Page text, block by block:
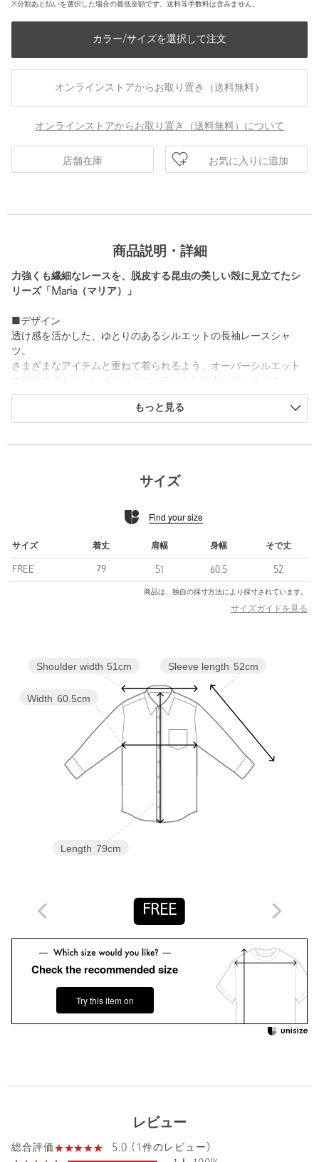
※分割あと払いを選択した場合の最低金額です。送料等手数料は含みません。
カラー/サイズを選択して注文
オンラインストアからお取り置き（送料無料）
オンラインストアからお取り置き（送料無料）について
店舗在庫 お気に入りに追加
商品説明・詳細
力強くも繊細なレースを、脱皮する昆虫の美しい殻に見立てたシ
リーズ「Maria（マリア）」
■デザイン
透け感を活かした、ゆとりのあるシルエットの長袖レースシャ
ツ。
さまざまなアイテムと重ねて着られるよう、オーバーシルエット
刺繍の図案は美しい自然から着想を得て描かれ、色付きのメタル
を引き立てるため、装飾を抑えたシンプルなデザインに仕上げて
なコード刺繍を施し、美しいレースへと仕立てました。
けて模様を描く技法のことです。
インドでは今も職人たちが古い刺繍ミシンを使い、まるで絵を描
プなどで上品な肌見せも楽しめます。
============================
光沢感：ややあり
ケア方法：手洗い可
============================
2019年デビューの「繋ぐ服」をコンセプトにした東京ブランド。
世界中の継承すべき希少な技術や、家族に引き継がれるような特
化を育み愛情を生んでいきます。
大切な一着を人から人へ繋いでいけるために。
【注意事項】
※商品に「取り扱い上の注意書き」、「洗濯表示」がございます
※商品画像は、光の当たり具合やパソコンなどの閲覧環境によ
り、実際の色味と異なって見える場合がございます。あらかじめ
ご了承ください。
で下記の品名/品番をお申し付けください。
商品詳細
もっと見る
サイズ
Find your size
サイズ 着丈 肩幅 身幅 そで丈
FREE 79 51 60.5 52
商品は、独自の採寸方法により採寸されています。
サイズガイドを見る
Sleeve length 52cm
Length 79cm
Width 60.5cm
Shoulder width 51cm
FREE
Check the recommended size
Try this item on
レビュー
総合評価
5.0 (1件のレビュー)